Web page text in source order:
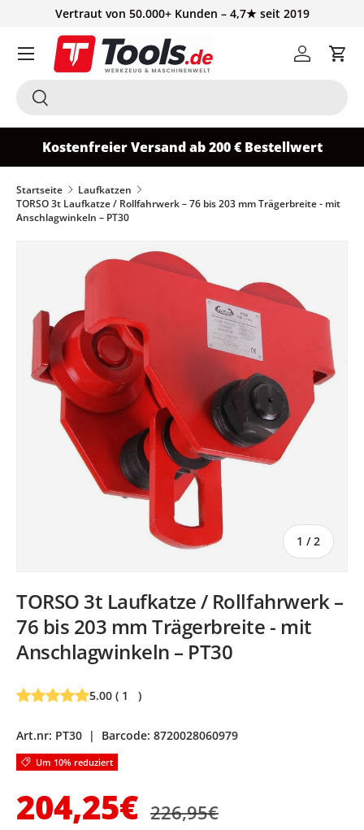
Vertraut von 50.000+ Kunden – 4,7★ seit 2019
Suchen
Suchen
Einloggen
Kostenfreier Versand ab 200 € Bestellwert
Startseite
Laufkatzen
TORSO 3t Laufkatze / Rollfahrwerk – 76 bis 203 mm Trägerbreite - mit
Anschlagwinkeln – PT30
Zu Produktinformationen springen
1 / von
2
TORSO 3t Laufkatze / Rollfahrwerk –
76 bis 203 mm Trägerbreite - mit
Anschlagwinkeln – PT30
5.00 ( 1 )
Art.nr: PT30 | Barcode: 8720028060979
Um 10% reduziert
Verkaufspreis
204,25€ 226,95€